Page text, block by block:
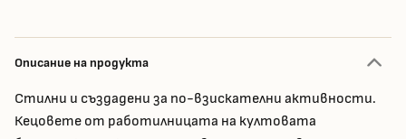
Описание на продукта
Стилни и създадени за по-взискателни активности.
Кецовете от работилницата на култовата